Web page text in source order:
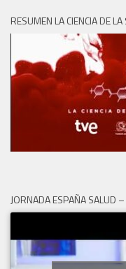
RESUMEN LA CIENCIA DE
JORNADA ESPAÑA SALUD